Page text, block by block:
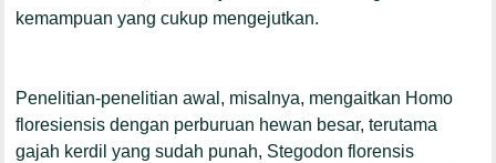
kemampuan yang cukup mengejutkan.
Penelitian-penelitian awal, misalnya, mengaitkan Homo
floresiensis dengan perburuan hewan besar, terutama
gajah kerdil yang sudah punah, Stegodon florensis